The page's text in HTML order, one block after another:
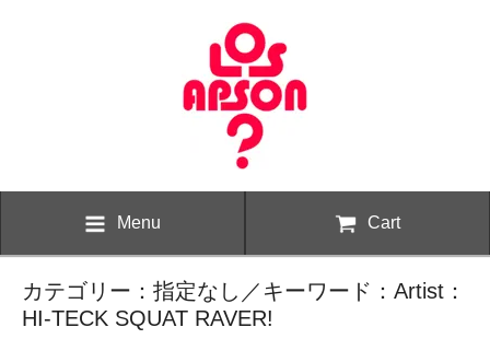
Menu Cart
カテゴリー：指定なし／キーワード：Artist：
HI-TECK SQUAT RAVER!